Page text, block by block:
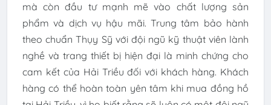
mà còn đầu tư mạnh mẽ vào chất lượng sản
phẩm và dịch vụ hậu mãi. Trung tâm bảo hành
theo chuẩn Thụy Sỹ với đội ngũ kỹ thuật viên lành
nghề và trang thiết bị hiện đại là minh chứng cho
cam kết của Hải Triều đối với khách hàng. Khách
hàng có thể hoàn toàn yên tâm khi mua đồng hồ